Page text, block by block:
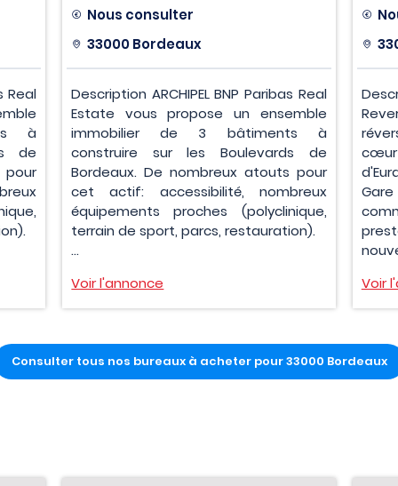
Real
à
de
pour
Nous consulter
33000 Bordeaux
Description ARCHIPEL BNP Paribas Real
Estate vous propose un ensemble
immobilier de 3 bâtiments à
construire sur les Boulevards de
Bordeaux. De nombreux atouts pour
cet actif: accessibilité, nombreux
équipements proches (polyclinique,
terrain de sport, parcs, restauration).
...
Voir l'annonce
Voir
Consulter tous nos bureaux à acheter pour 33000 Bordeaux